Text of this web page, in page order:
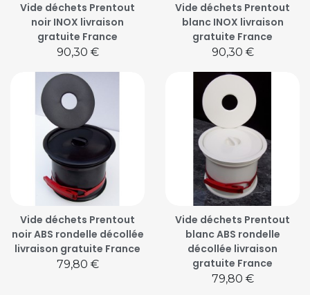
Vide déchets Prentout
noir INOX livraison
gratuite France
Prix
90,30 €
Vide déchets Prentout
blanc INOX livraison
gratuite France
Prix
90,30 €
Vide déchets Prentout
noir ABS rondelle décollée
livraison gratuite France
Prix
79,80 €
Vide déchets Prentout
blanc ABS rondelle
décollée livraison
gratuite France
Prix
79,80 €